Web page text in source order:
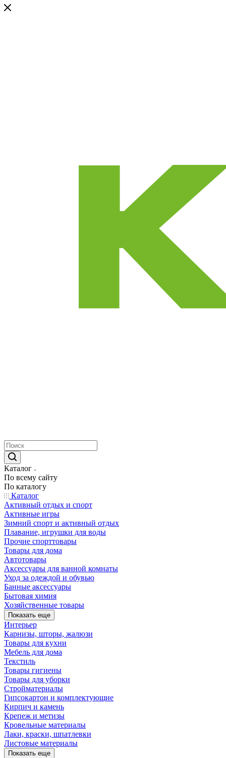
Каталог
По всему сайту
По каталогу
Каталог
Активный отдых и спорт
Активные игры
Зимний спорт и активный отдых
Плавание, игрушки для воды
Прочие спорттовары
Товары для дома
Автотовары
Аксессуары для ванной комнаты
Уход за одеждой и обувью
Банные аксессуары
Бытовая химия
Хозяйственные товары
Показать еще
Интерьер
Карнизы, шторы, жалюзи
Товары для кухни
Мебель для дома
Текстиль
Товары гигиены
Товары для уборки
Стройматериалы
Гипсокартон и комплектующие
Кирпич и камень
Крепеж и метизы
Кровельные материалы
Лаки, краски, шпатлевки
Листовые материалы
Показать еще